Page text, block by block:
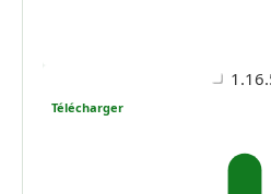
Télécharger